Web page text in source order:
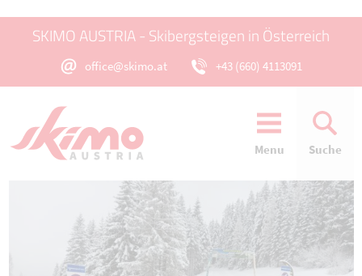
SKIMO AUSTRIA - Skibergsteigen in Österreich
office@skimo.at +43 (660) 4113091
Menu Suche